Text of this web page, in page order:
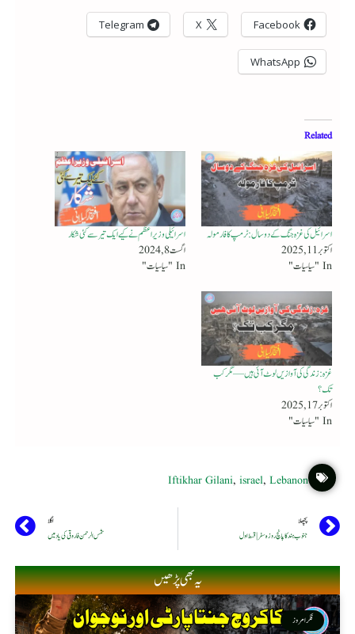
Facebook
X
Telegram
WhatsApp
Related
اسرائیل کی غزہ جنگ کے دو سال: ٹرمپ کا فارمولہ
اکتوبر 11, 2025
In "سیاسیات"
اسرائیلی وزیر اعظم نے کیے ایک تیر سے کئی شکار
اگست 8, 2024
In "سیاسیات"
غزہ: زندگی کی آوازیں لوٹ آئی ہیں — مگر کب
تک؟
اکتوبر 17, 2025
In "سیاسیات"
Iftikhar Gilani,israel,Lebanon
پچھلا
جنوب ہند کا پانچ روزہ سفر | قسط اول
اگلا
شمس الرحمن فاروقی کی یاد میں
یہ بھی پڑھیں
فکر امروز